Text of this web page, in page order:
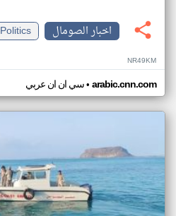
اخبار الصومال
Politics
NR49KM
سي ان ان عربي• arabic.cnn.com